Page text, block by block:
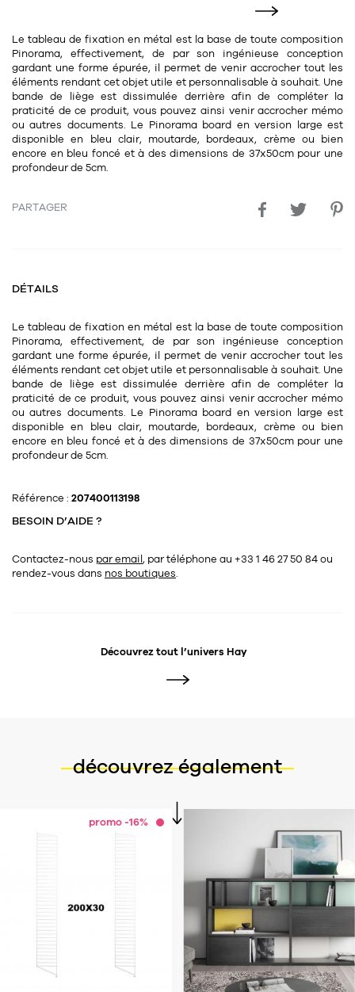
Corbeille
Poubelle
Range document
Divers
Plaid
Tapis
Rideau de douche
Divers
Bougeoirs
accessoire116
Table
Table basse
Tréteaux
Table d'appoint
pour la chambre15
Commode
Chevet
Tablier
Toile enduite au mètre
Torchon
Travail d'artiste
librairie1
Livre
Divers
décoration1
Vases
Le tableau de fixation en métal est la base de toute composition
Pinorama, effectivement, de par son ingénieuse conception
gardant une forme épurée, il permet de venir accrocher tout les
éléments rendant cet objet utile et personnalisable à souhait. Une
bande de liège est dissimulée derrière afin de compléter la
praticité de ce produit, vous pouvez ainsi venir accrocher mémo
ou autres documents. Le Pinorama board en version large est
disponible en bleu clair, moutarde, bordeaux, crème ou bien
encore en bleu foncé et à des dimensions de 37x50cm pour une
profondeur de 5cm.
PARTAGER
DÉTAILS
Le tableau de fixation en métal est la base de toute composition
Pinorama, effectivement, de par son ingénieuse conception
gardant une forme épurée, il permet de venir accrocher tout les
éléments rendant cet objet utile et personnalisable à souhait. Une
bande de liège est dissimulée derrière afin de compléter la
praticité de ce produit, vous pouvez ainsi venir accrocher mémo
ou autres documents. Le Pinorama board en version large est
disponible en bleu clair, moutarde, bordeaux, crème ou bien
encore en bleu foncé et à des dimensions de 37x50cm pour une
profondeur de 5cm.
Référence : 207400113198
BESOIN D’AIDE ?
Contactez-nous par email, par téléphone au +33 1 46 27 50 84ou
rendez-vous dans nos boutiques.
Découvrez tout l’univers Hay
découvrez également
promo -16%